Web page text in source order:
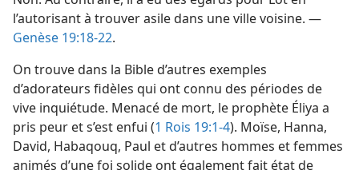
l’autorisant à trouver asile dans une ville voisine. —
Genèse 19:18-22.
On trouve dans la Bible d’autres exemples
d’adorateurs fidèles qui ont connu des périodes de
vive inquiétude. Menacé de mort, le prophète Éliya a
pris peur et s’est enfui (1 Rois 19:1-4). Moïse, Hanna,
David, Habaqouq, Paul et d’autres hommes et femmes
animés d’une foi solide ont également fait état de